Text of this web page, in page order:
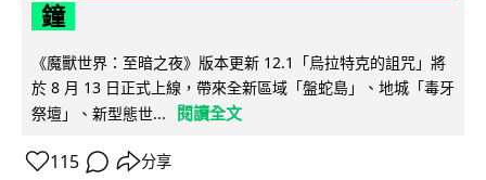
鐘
《魔獸世界：至暗之夜》版本更新 12.1「烏拉特克的詛咒」將
於 8 月 13 日正式上線，帶來全新區域「盤蛇島」、地城「毒牙
祭壇」、新型態世...
閱讀全文
115 分享